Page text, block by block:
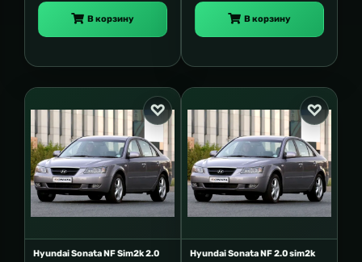
В корзину В корзину
Hyundai Sonata NF Sim2k 2.0
Hyundai Sonata NF 2.0 sim2k